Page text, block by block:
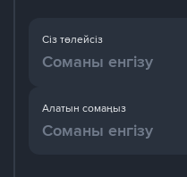
Сіз төлейсіз
Алатын сомаңыз